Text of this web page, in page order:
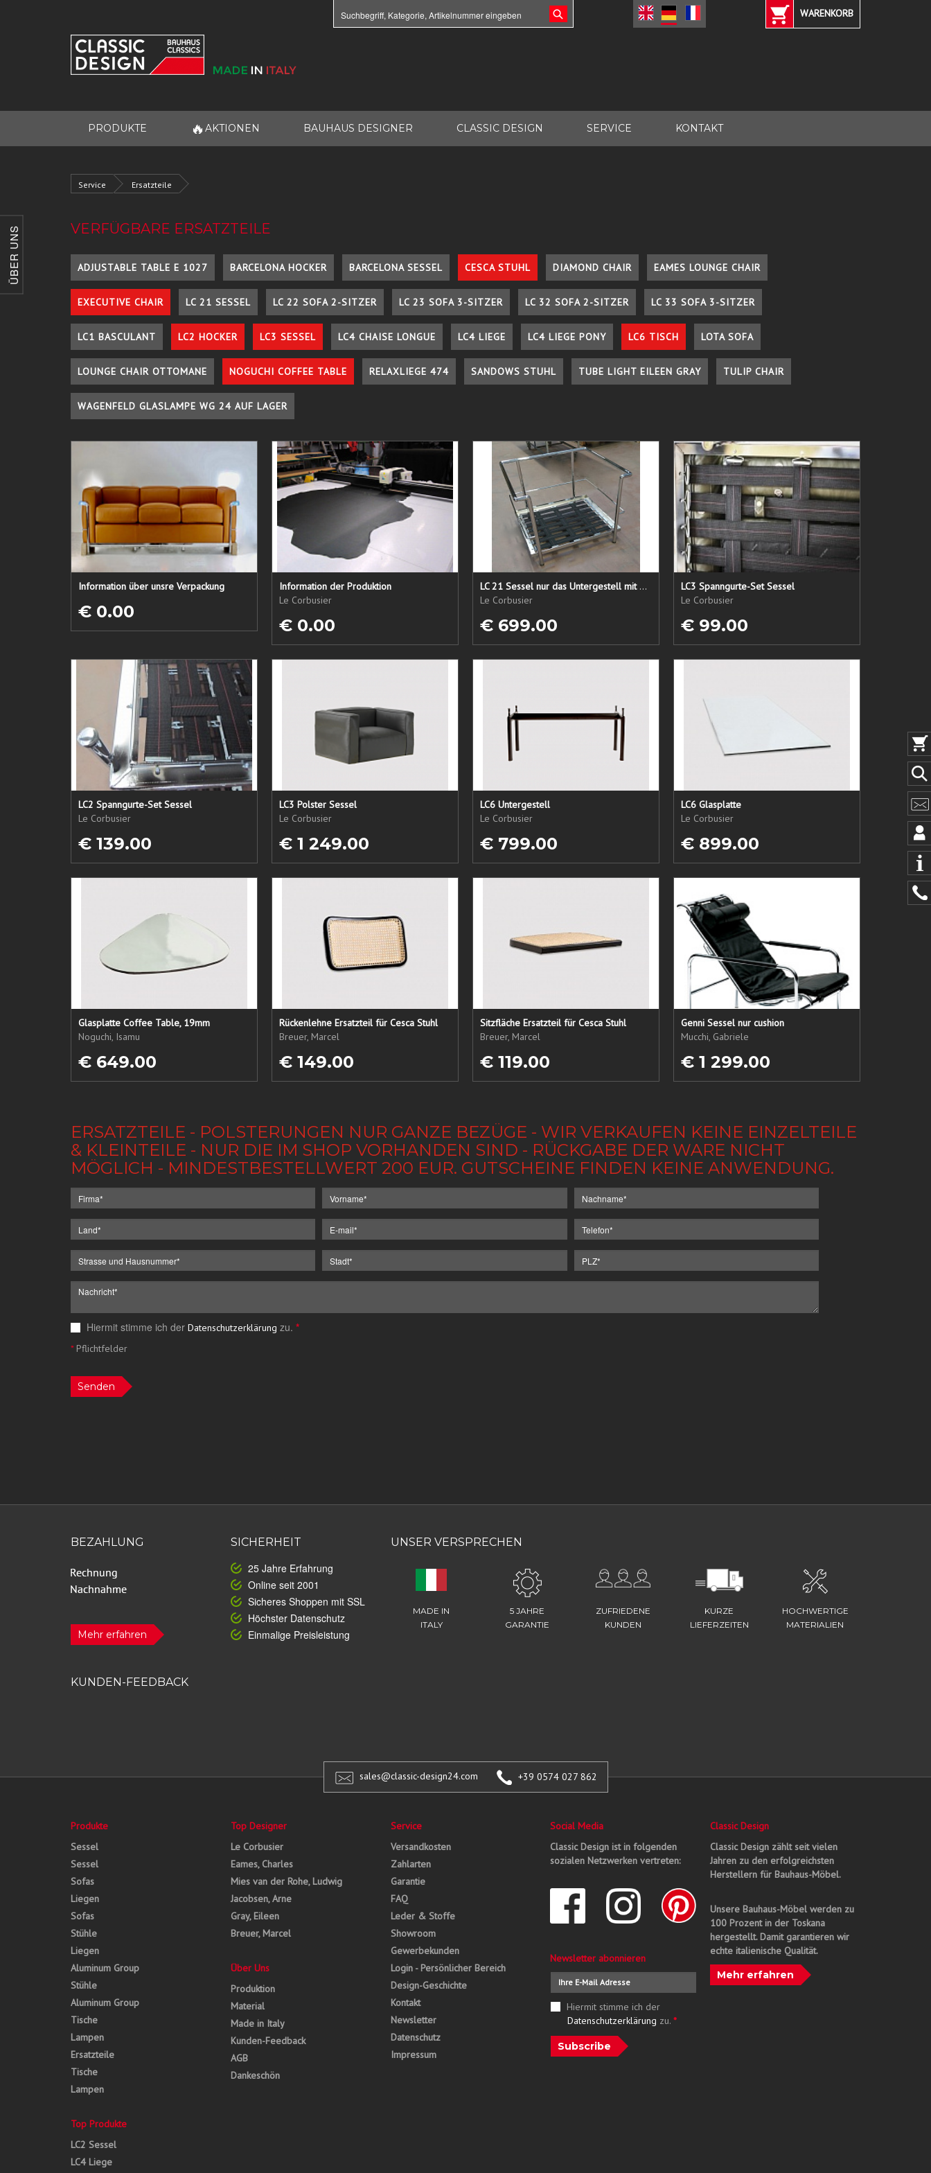
ÜBER UNS
WARENKORB
PRODUKTE 🔥 AKTIONEN BAUHAUS DESIGNER CLASSIC DESIGN SERVICE KONTAKT
Service Ersatzteile
VERFÜGBARE ERSATZTEILE
ADJUSTABLE TABLE E 1027 BARCELONA HOCKER BARCELONA SESSEL CESCA STUHL DIAMOND CHAIR EAMES LOUNGE CHAIR
EXECUTIVE CHAIR LC 21 SESSEL LC 22 SOFA 2-SITZER LC 23 SOFA 3-SITZER LC 32 SOFA 2-SITZER LC 33 SOFA 3-SITZER
LC1 BASCULANT LC2 HOCKER LC3 SESSEL LC4 CHAISE LONGUE LC4 LIEGE LC4 LIEGE PONY LC6 TISCH LOTA SOFA
LOUNGE CHAIR OTTOMANE NOGUCHI COFFEE TABLE RELAXLIEGE 474 SANDOWS STUHL TUBE LIGHT EILEEN GRAY TULIP CHAIR
WAGENFELD GLASLAMPE WG 24 AUF LAGER
Information über unsre Verpackung
€ 0.00
Information der Produktion
Le Corbusier
€ 0.00
LC 21 Sessel nur das Untergestell mit elastischen Straps
Le Corbusier
€ 699.00
LC3 Spanngurte-Set Sessel
Le Corbusier
€ 99.00
LC2 Spanngurte-Set Sessel
Le Corbusier
€ 139.00
LC3 Polster Sessel
Le Corbusier
€ 1 249.00
LC6 Untergestell
Le Corbusier
€ 799.00
LC6 Glasplatte
Le Corbusier
€ 899.00
Glasplatte Coffee Table, 19mm
Noguchi, Isamu
€ 649.00
Rückenlehne Ersatzteil für Cesca Stuhl
Breuer, Marcel
€ 149.00
Sitzfläche Ersatzteil für Cesca Stuhl
Breuer, Marcel
€ 119.00
Genni Sessel nur cushion
Mucchi, Gabriele
€ 1 299.00
ERSATZTEILE - POLSTERUNGEN NUR GANZE BEZÜGE - WIR VERKAUFEN KEINE EINZELTEILE
& KLEINTEILE - NUR DIE IM SHOP VORHANDEN SIND - RÜCKGABE DER WARE NICHT
MÖGLICH - MINDESTBESTELLWERT 200 EUR. GUTSCHEINE FINDEN KEINE ANWENDUNG.
Hiermit stimme ich der Datenschutzerklärung zu. *
*Pflichtfelder
Senden
BEZAHLUNG
Mehr erfahren
SICHERHEIT
25 Jahre Erfahrung
Online seit 2001
Sicheres Shoppen mit SSL
Höchster Datenschutz
Einmalige Preisleistung
UNSER VERSPRECHEN
MADE IN
ITALY
5 JAHRE
GARANTIE
ZUFRIEDENE
KUNDEN
KURZE
LIEFERZEITEN
HOCHWERTIGE
MATERIALIEN
KUNDEN-FEEDBACK
sales@classic-design24.com +39 0574 027 862
Produkte
Sessel
Sessel
Sofas
Liegen
Sofas
Stühle
Liegen
Aluminum Group
Stühle
Aluminum Group
Tische
Lampen
Ersatzteile
Tische
Lampen
Top Produkte
LC2 Sessel
LC4 Liege
Top Designer
Le Corbusier
Eames, Charles
Mies van der Rohe, Ludwig
Jacobsen, Arne
Gray, Eileen
Breuer, Marcel
Über Uns
Produktion
Material
Made in Italy
Kunden-Feedback
AGB
Dankeschön
Service
Versandkosten
Zahlarten
Garantie
FAQ
Leder & Stoffe
Showroom
Gewerbekunden
Login - Persönlicher Bereich
Design-Geschichte
Kontakt
Newsletter
Datenschutz
Impressum
Social Media
Classic Design ist in folgenden
sozialen Netzwerken vertreten:
Newsletter abonnieren
Hiermit stimme ich der
Datenschutzerklärung zu. *
Subscribe
Classic Design
Classic Design zählt seit vielen
Jahren zu den erfolgreichsten
Herstellern für Bauhaus-Möbel.
Unsere Bauhaus-Möbel werden zu
100 Prozent in der Toskana
hergestellt. Damit garantieren wir
echte italienische Qualität.
Mehr erfahren